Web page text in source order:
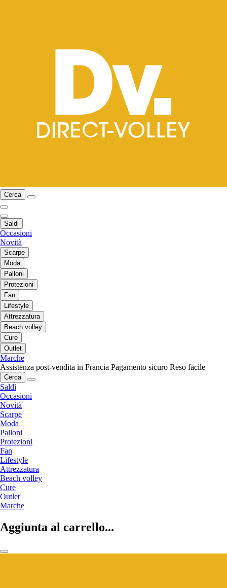
Cerca
Saldi
Occasioni
Novità
Scarpe
Moda
Palloni
Protezioni
Fan
Lifestyle
Attrezzatura
Beach volley
Cure
Outlet
Marche
Assistenza post-vendita in Francia Pagamento sicuro Reso facile
Cerca
Saldi
Occasioni
Novità
Scarpe
Moda
Palloni
Protezioni
Fan
Lifestyle
Attrezzatura
Beach volley
Cure
Outlet
Marche
Aggiunta al carrello...